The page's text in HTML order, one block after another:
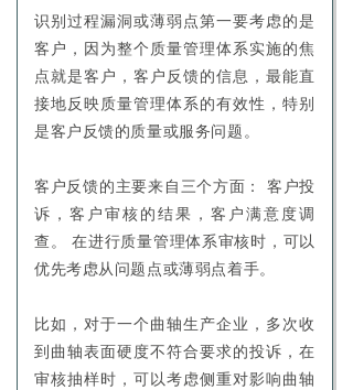
识别过程漏洞或薄弱点第一要考虑的是
客户，因为整个质量管理体系实施的焦
点就是客户，客户反馈的信息，最能直
接地反映质量管理体系的有效性，特别
是客户反馈的质量或服务问题。
客户反馈的主要来自三个方面： 客户投
诉，客户审核的结果，客户满意度调
查。 在进行质量管理体系审核时，可以
优先考虑从问题点或薄弱点着手。
比如，对于一个曲轴生产企业，多次收
到曲轴表面硬度不符合要求的投诉，在
审核抽样时，可以考虑侧重对影响曲轴